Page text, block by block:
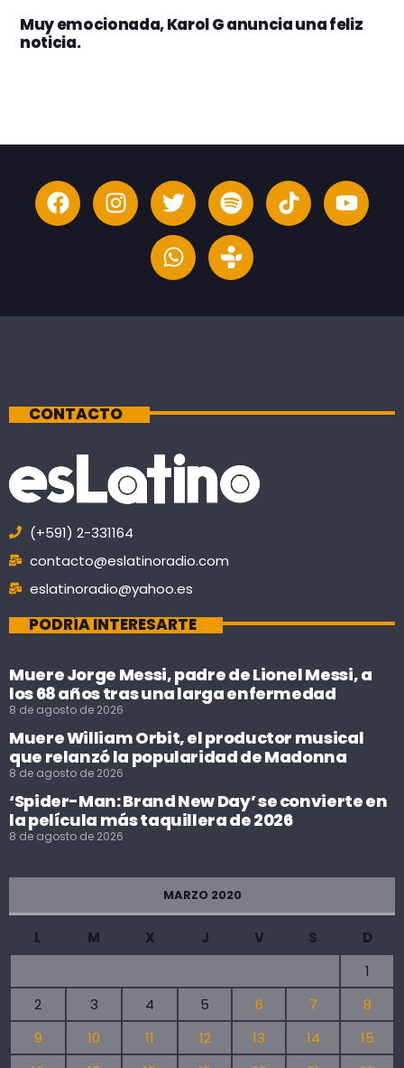
Muy emocionada, Karol G anuncia una feliz
noticia.
CONTACTO
(+591) 2-331164
contacto@eslatinoradio.com
eslatinoradio@yahoo.es
PODRÍA INTERESARTE
Muere Jorge Messi, padre de Lionel Messi, a
los 68 años tras una larga enfermedad
8 de agosto de 2026
Muere William Orbit, el productor musical
que relanzó la popularidad de Madonna
8 de agosto de 2026
‘Spider-Man: Brand New Day’ se convierte en
la película más taquillera de 2026
8 de agosto de 2026
MARZO 2020
L M X J V S
D
1
2
3 4 5 6 7
8
9
10 11 12 13 14
15